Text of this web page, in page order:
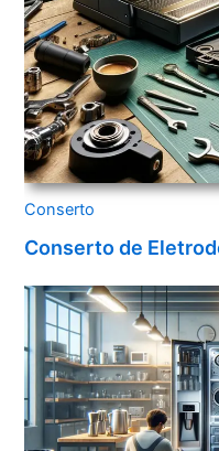
Conserto
Conserto de